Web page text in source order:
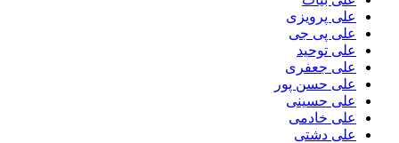
علی پرویزی
علی پی جی
علی توحید
علی جعفری
علی حسن پور
علی حسینی
علی خادمی
علی دشتی